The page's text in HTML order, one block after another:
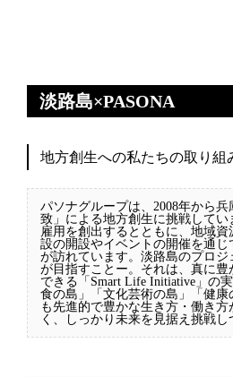
淡路島×PASONA
地方創生への私たちの取り組
パソナグループは、2008年から
致」による地方創生に挑戦して
雇用を創出するとともに、地域
設の開設やイベントの開催を通
が訪れています。淡路島のプロジ
が目指すことー。それは、真に
できる「Smart Life Initiative」の
食の島」「文化芸術の島」「健
も先進的で豊かな生き方・働き
く、しっかり未来を見据え挑戦し